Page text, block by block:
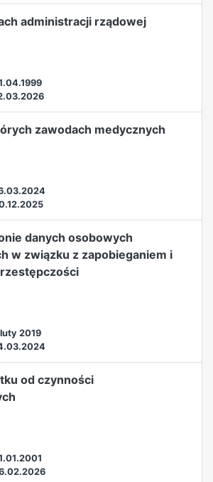
administracji rządowej
zawodach medycznych
danych osobowych
w związku z zapobieganiem i
2019
od czynności